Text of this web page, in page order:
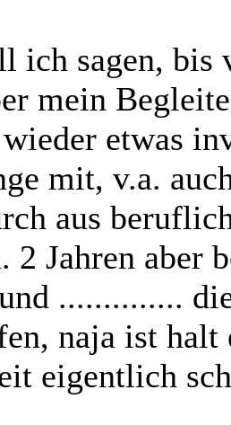
ich sagen, bis
mein
etwas
mit, v.a.
aus
2 Jahren aber
..............
naja ist halt
eigentlich